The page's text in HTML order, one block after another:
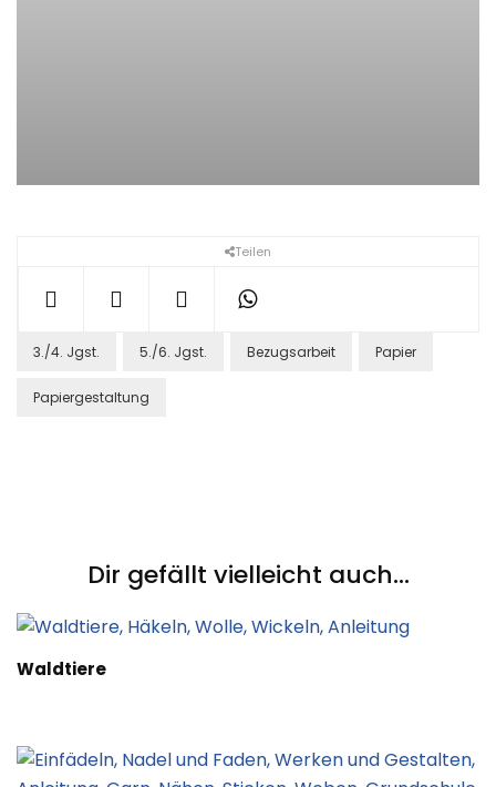
Teilen
3./4. Jgst. 5./6. Jgst. Bezugsarbeit Papier
Papiergestaltung
Dir gefällt vielleicht auch...
Waldtiere